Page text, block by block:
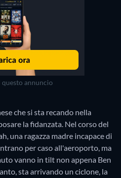
questo annuncio
che si sta recando nella
la fidanzata. Nel corso del
una ragazza madre incapace di
per caso all'aeroporto, ma
vanno in tilt non appena Ben
sta arrivando un ciclone, la